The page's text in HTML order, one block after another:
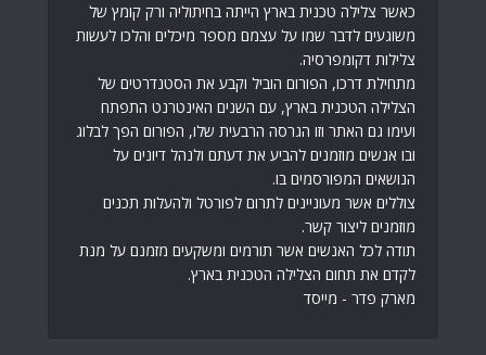
כאשר צלילה טכנית בארץ הייתה בחיתוליה ורק קומץ של
משוגעים לדבר שמו על עצמם מספר מיכלים והלכו לעשות
צלילות דקומפרסיה.
מתחילת דרכו, הפורום הוביל וקבע את הסטנדרטים של
הצלילה הטכנית בארץ, עם השנים האינטרנט התפתח
ועימו גם האתר וזו הגרסה הרבעית שלו, הפורום הפך לבלוג
ובו אנשים מוזמנים להביע את דעתם ולנהל דיונים על
הנושאים המפורסמים בו.
צוללים אשר מעוניינים לתרום לפורטל ולהעלות תכנים
מוזמנים ליצור קשר.
תודה לכל האנשים אשר תורמים ומשקעים מזמנם על מנת
לקדם את תחום הצלילה הטכנית בארץ.
מארק פדר - מייסד